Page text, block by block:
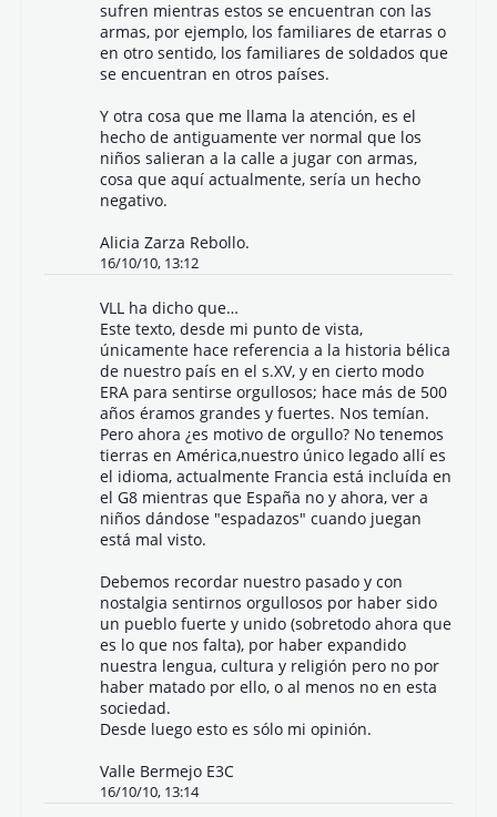
sufren mientras estos se encuentran con las
armas, por ejemplo, los familiares de etarras o
en otro sentido, los familiares de soldados que
se encuentran en otros países.
Y otra cosa que me llama la atención, es el
hecho de antiguamente ver normal que los
niños salieran a la calle a jugar con armas,
cosa que aquí actualmente, sería un hecho
negativo.
Alicia Zarza Rebollo.
16/10/10, 13:12
VLL ha dicho que…
Este texto, desde mi punto de vista,
únicamente hace referencia a la historia bélica
de nuestro país en el s.XV, y en cierto modo
ERA para sentirse orgullosos; hace más de 500
años éramos grandes y fuertes. Nos temían.
Pero ahora ¿es motivo de orgullo? No tenemos
tierras en América,nuestro único legado allí es
el idioma, actualmente Francia está incluída en
el G8 mientras que España no y ahora, ver a
niños dándose "espadazos" cuando juegan
está mal visto.
Debemos recordar nuestro pasado y con
nostalgia sentirnos orgullosos por haber sido
un pueblo fuerte y unido (sobretodo ahora que
es lo que nos falta), por haber expandido
nuestra lengua, cultura y religión pero no por
haber matado por ello, o al menos no en esta
sociedad.
Desde luego esto es sólo mi opinión.
Valle Bermejo E3C
16/10/10, 13:14